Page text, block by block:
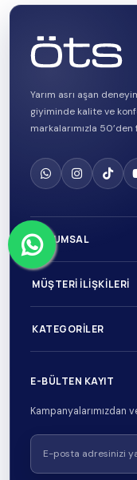
Yarım asrı aşan
giyiminde kalite ve
markalarımızla
KURUMSAL
MÜŞTERI İLIŞKILERI
KATEGORILER
E-BÜLTEN KAYIT
Kampanyalarımızdan